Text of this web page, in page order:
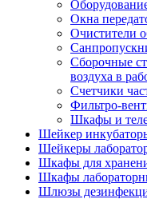
Окна
Очистители
Сборочные
воздуха в
Счетчики
Фильтро-
Шкафы и
Шейкер
Шейкеры
Шкафы для
Шкафы
Шлюзы